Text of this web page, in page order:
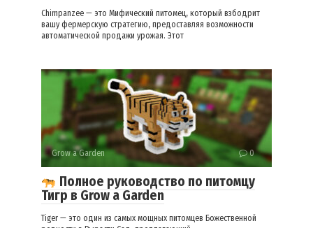
Chimpanzee — это Мифический питомец, который взбодрит
вашу фермерскую стратегию, предоставляя возможности
автоматической продажи урожая. Этот
Grow a Garden 0
Полное руководство по питомцу
Тигр в Grow a Garden
Tiger — это один из самых мощных питомцев Божественной